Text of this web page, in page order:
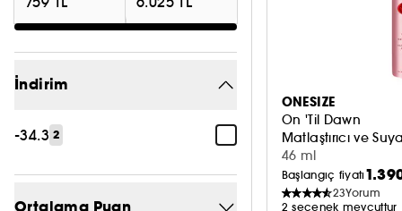
İndirim
-34.3 2
ONESIZE
On 'Til Dawn
Matlaştırıcı ve
46 ml
Başlangıç fiyatı
23Yorum
2 seçenek mevcuttur